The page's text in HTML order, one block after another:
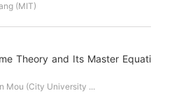
(MIT)
Theory and Its Master Equati
Mou (City University ...